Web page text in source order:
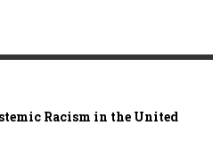
Racism in the United